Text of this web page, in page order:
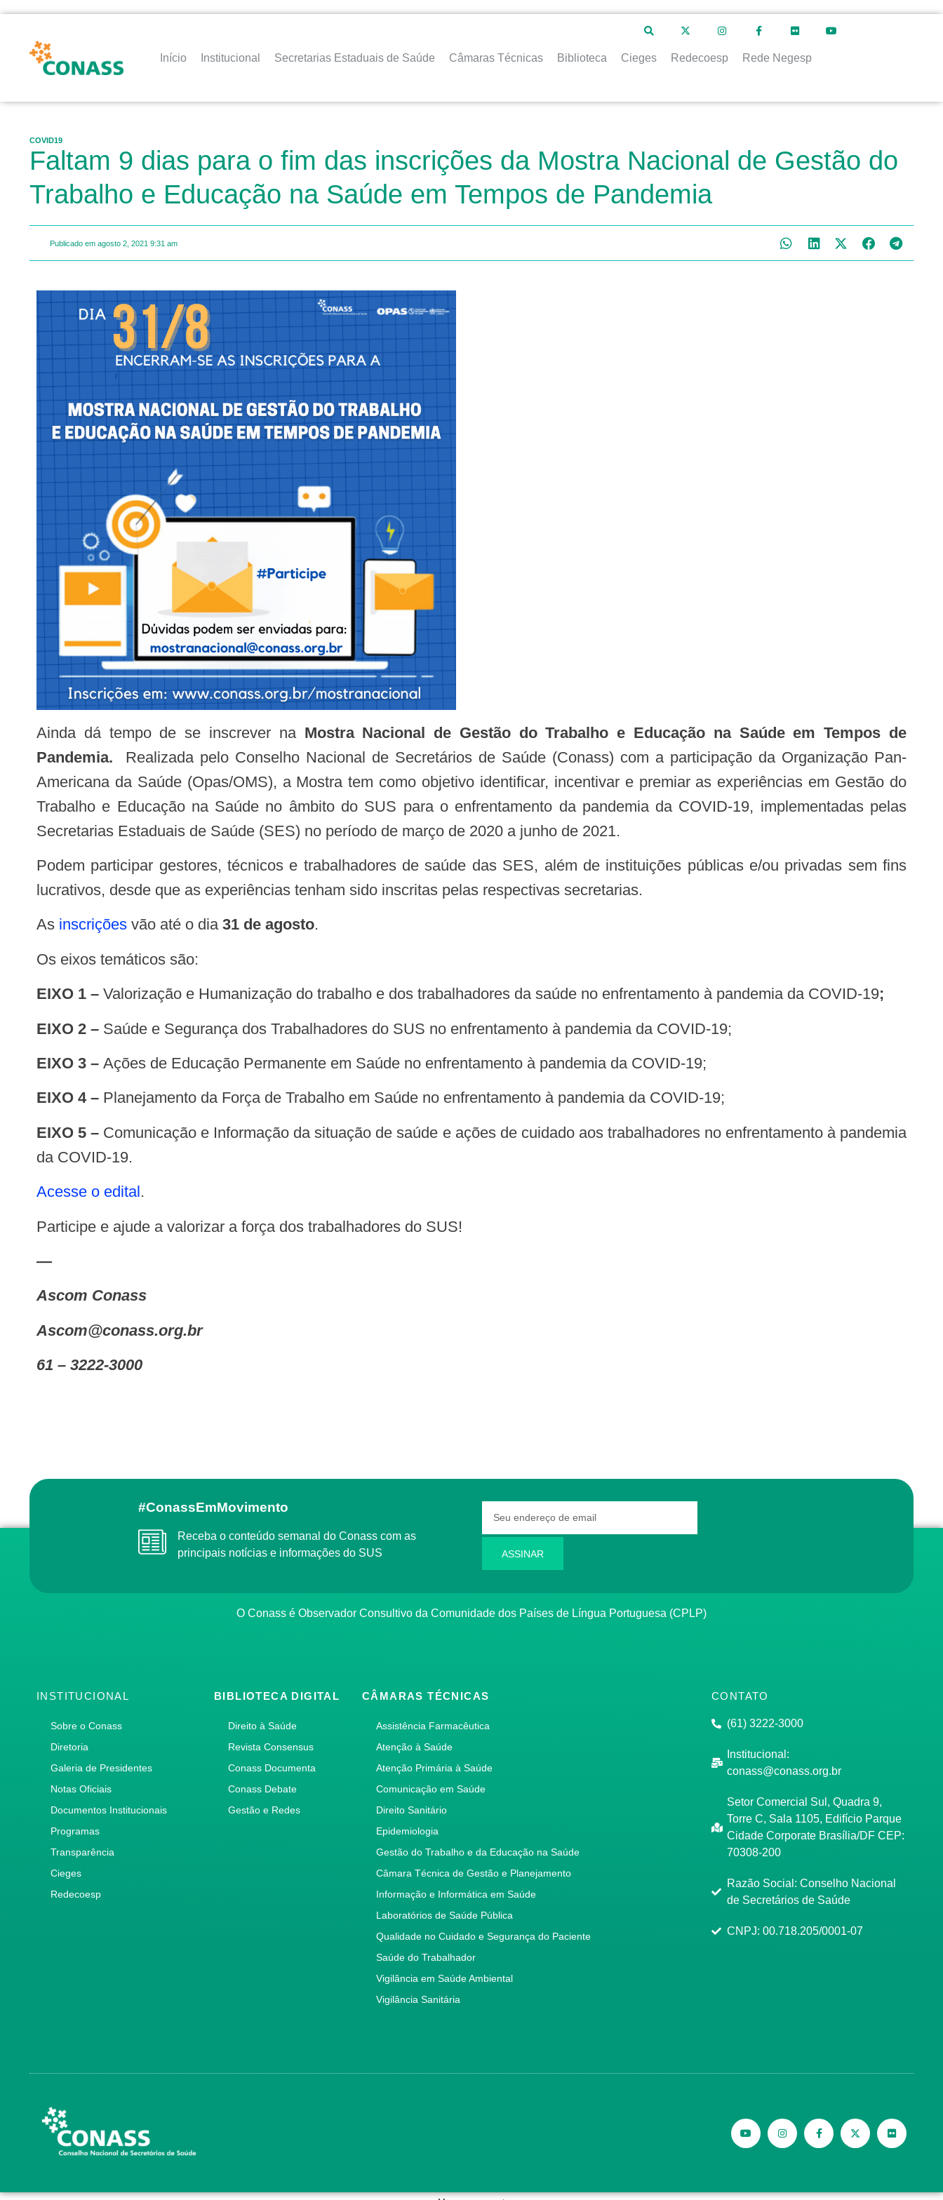
Início Institucional Secretarias Estaduais de Saúde Câmaras Técnicas Biblioteca Cieges Redecoesp Rede Negesp
COVID19
Faltam 9 dias para o fim das inscrições da Mostra Nacional de Gestão do
Trabalho e Educação na Saúde em Tempos de Pandemia
Publicado em agosto 2, 2021 9:31 am
Ainda dá tempo de se inscrever na Mostra Nacional de Gestão do Trabalho e Educação na Saúde em Tempos de
Pandemia.
Realizada pelo Conselho Nacional de Secretários de Saúde (Conass) com a participação da Organização Pan-
Americana da Saúde (Opas/OMS), a Mostra tem como objetivo identificar, incentivar e premiar as experiências em Gestão do
Trabalho e Educação na Saúde no âmbito do SUS para o enfrentamento da pandemia da COVID-19, implementadas pelas
Secretarias Estaduais de Saúde (SES) no período de março de 2020 a junho de 2021.
Podem participar gestores, técnicos e trabalhadores de saúde das SES, além de instituições públicas e/ou privadas sem fins
lucrativos, desde que as experiências tenham sido inscritas pelas respectivas secretarias.
As inscrições vão até o dia 31 de agosto.
Os eixos temáticos são:
EIXO 1 – Valorização e Humanização do trabalho e dos trabalhadores da saúde no enfrentamento à pandemia da COVID-19;
EIXO 2 – Saúde e Segurança dos Trabalhadores do SUS no enfrentamento à pandemia da COVID-19;
EIXO 3 – Ações de Educação Permanente em Saúde no enfrentamento à pandemia da COVID-19;
EIXO 4 – Planejamento da Força de Trabalho em Saúde no enfrentamento à pandemia da COVID-19;
EIXO 5 – Comunicação e Informação da situação de saúde e ações de cuidado aos trabalhadores no enfrentamento à pandemia
da COVID-19.
Acesse o edital.
Participe e ajude a valorizar a força dos trabalhadores do SUS!
—
Ascom Conass
ascom@conass.org.br
61 – 3222-3000
#ConassEmMovimento
Receba o conteúdo semanal do Conass com as
principais notícias e informações do SUS
ASSINAR
O Conass é Observador Consultivo da Comunidade dos Países de Língua Portuguesa (CPLP)
INSTITUCIONAL
Sobre o Conass
Diretoria
Galeria de Presidentes
Notas Oficiais
Documentos Institucionais
Programas
Transparência
Cieges
Redecoesp
BIBLIOTECA DIGITAL
Direito à Saúde
Revista Consensus
Conass Documenta
Conass Debate
Gestão e Redes
CÂMARAS TÉCNICAS
Assistência Farmacêutica
Atenção à Saúde
Atenção Primária à Saúde
Comunicação em Saúde
Direito Sanitário
Epidemiologia
Gestão do Trabalho e da Educação na Saúde
Câmara Técnica de Gestão e Planejamento
Informação e Informática em Saúde
Laboratórios de Saúde Pública
Qualidade no Cuidado e Segurança do Paciente
Saúde do Trabalhador
Vigilância em Saúde Ambiental
Vigilância Sanitária
CONTATO
(61) 3222-3000
Institucional:
conass@conass.org.br
Setor Comercial Sul, Quadra 9,
Torre C, Sala 1105, Edifício Parque
Cidade Corporate Brasília/DF CEP:
70308-200
Razão Social: Conselho Nacional
de Secretários de Saúde
CNPJ: 00.718.205/0001-07